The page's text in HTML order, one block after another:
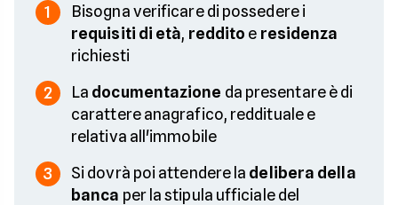
1
Bisogna verificare di possedere i
requisiti di età, reddito e residenza
richiesti
2 La documentazione da presentare è di
carattere anagrafico, reddituale e
relativa all'immobile
3 Si dovrà poi attendere la delibera della
banca per la stipula ufficiale del